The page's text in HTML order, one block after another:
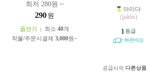
최저 280원 ~
290 원
옵션가 최소 40개
착불/주문시결제 3,000원~
아이다
(jjakhs)
1 등급
빠른배송
공급사의 다른상품